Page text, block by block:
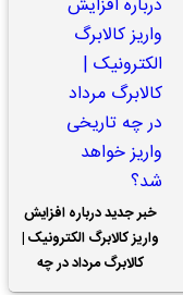
خبر جدید درباره افزایش
واریز کالابرگ الکترونیک |
کالابرگ مرداد در چه
تاریخی واریز خواهد شد؟